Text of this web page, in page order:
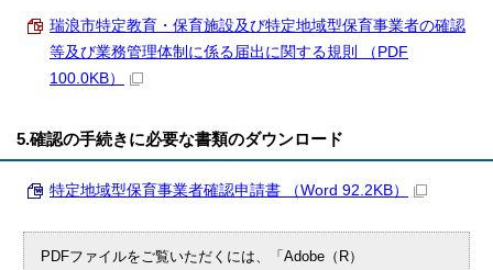
瑞浪市特定教育・保育施設及び特定地域型保育事業者の確認
等及び業務管理体制に係る届出に関する規則 （PDF
100.0KB）
5.確認の手続きに必要な書類のダウンロード
特定地域型保育事業者確認申請書 （Word 92.2KB）
PDFファイルをご覧いただくには、「Adobe（R）